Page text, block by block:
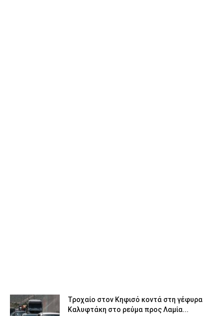
Τροχαίο στον Κηφισό κοντά στη γέφυρα
Καλυφτάκη στο ρεύμα προς Λαμία...